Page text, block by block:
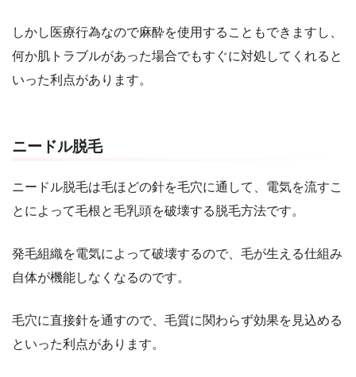
しかし医療行為なので麻酔を使用することもできますし、
何か肌トラブルがあった場合でもすぐに対処してくれると
いった利点があります。
ニードル脱毛
ニードル脱毛は毛ほどの針を毛穴に通して、電気を流すこ
とによって毛根と毛乳頭を破壊する脱毛方法です。
発毛組織を電気によって破壊するので、毛が生える仕組み
自体が機能しなくなるのです。
毛穴に直接針を通すので、毛質に関わらず効果を見込める
といった利点があります。